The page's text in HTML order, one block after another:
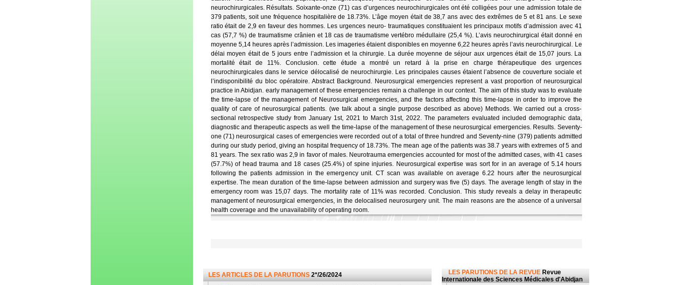
neurochirurgicales. Résultats. Soixante-onze (71) cas d’urgences neurochirurgicales ont été colligées pour une admission totale de
379 patients, soit une fréquence hospitalière de 18.73%. L’âge moyen était de 38,7 ans avec des extrêmes de 5 et 81 ans. Le sexe
ratio était de 2,9 en faveur des hommes. Les urgences neuro- traumatiques constituaient les principaux motifs d’admission avec 41
cas (57,7 %) de traumatisme crânien et 18 cas de traumatisme vertébro médullaire (25,4 %). L’avis neurochirurgical était donné en
moyenne 5,14 heures après l’admission. Les imageries étaient disponibles en moyenne 6,22 heures après l’avis neurochirurgical. Le
délai moyen était de 5 jours entre l’admission et la chirurgie. La durée moyenne de séjour aux urgences était de 15,07 jours. La
mortalité était de 11%. Conclusion. cette étude a montré un retard à la prise en charge thérapeutique des urgences
neurochirurgicales dans le service délocalisé de neurochirurgie. Les principales causes étaient l’absence de couverture sociale et
l’indisponibilité du bloc opératoire. Abstract Background. Neurosurgical emergencies represent a vast proportion of neurosurgical
practice in Abidjan. early management of these emergencies remain a challenge in our context. The aim of this study was to evaluate
the time-lapse of the management of Neurosurgical emergencies, and the factors affecting this time-lapse in order to improve the
quality of care of neurosurgical patients. (we talk about a single purpose described as above) Methods. We carried out a cross-
sectional retrospective study from January 1st, 2021 to March 31st, 2022. The parameters evaluated included demographic data,
diagnostic and therapeutic aspects as well the time-lapse of the management of these neurosurgical emergencies. Results. Seventy-
one (71) neurosurgical cases of emergencies were recorded out of a total of three hundred and Seventy-nine (379) patients admitted
during our study period, giving an hospital frequency of 18.73%. The mean age of the patients was 38.7 years with extremes of 5 and
81 years. The sex ratio was 2,9 in favor of males. Neurotrauma emergencies accounted for most of the admitted cases, with 41 cases
(57.7%) of head trauma and 18 cases (25.4%) of spine injuries. Neurosurgical expertise was sort for in an average of 5.14 hours
following the patients admission in the emergency unit. CT scan was available on average 6.22 hours after the neurosurgical
expertise. The mean duration of the time-lapse between admission and surgery was five (5) days. The average length of stay in the
emergency room was 15,07 days. The mortality rate of 11% was recorded. Conclusion. This study reveals a delay in therapeutic
management of neurosurgical emergencies, in the delocalised neurosurgery unit. The main reasons are the absence of a universal
health coverage and the unavailability of operating room.
LES ARTICLES DE LA PARUTIONS 2*/26/2024 LES PARUTIONS DE LA REVUE Revue
Internationale des Sciences Médicales d'Abidjan